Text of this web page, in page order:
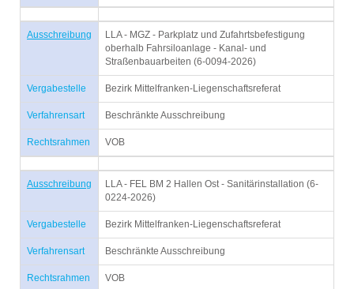
Ausschreibung
LLA - MGZ - Parkplatz und Zufahrtsbefestigung
oberhalb Fahrsiloanlage - Kanal- und
Straßenbauarbeiten (6-0094-2026)
Vergabestelle Bezirk Mittelfranken-Liegenschaftsreferat
Verfahrensart Beschränkte Ausschreibung
Rechtsrahmen VOB
Ausschreibung
LLA - FEL BM 2 Hallen Ost - Sanitärinstallation (6-
0224-2026)
Vergabestelle Bezirk Mittelfranken-Liegenschaftsreferat
Verfahrensart Beschränkte Ausschreibung
Rechtsrahmen VOB